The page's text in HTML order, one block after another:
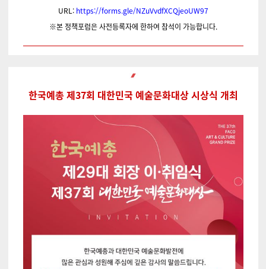
URL: https://forms.gle/NZuVvdfXCQjeoUW97
※본 정책포럼은 사전등록자에 한하여 참석이 가능합니다.
한국예총 제37회 대한민국 예술문화대상 시상식 개최